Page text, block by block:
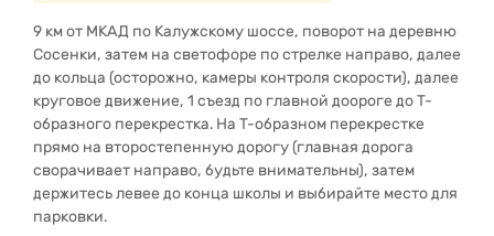
9 км от МКАД по Калужскому шоссе, поворот на деревню
Сосенки, затем на светофоре по стрелке направо, далее
до кольца (осторожно, камеры контроля скорости), далее
круговое движение, 1 съезд по главной доороге до Т-
образного перекрестка. На Т-образном перекрестке
прямо на второстепенную дорогу (главная дорога
сворачивает направо, будьте внимательны), затем
держитесь левее до конца школы и выбирайте место для
парковки.